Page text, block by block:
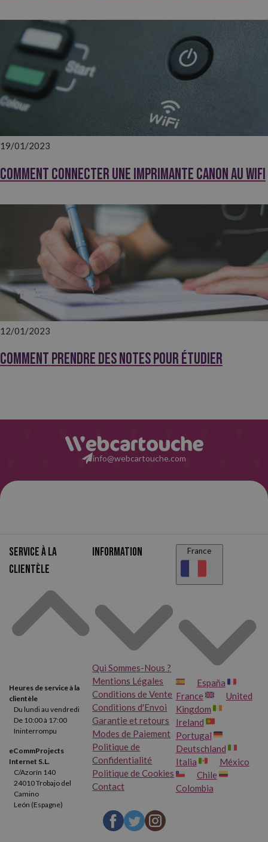
19/01/2023
Comment connecter une imprimante Canon au wifi
12/01/2023
Comment prendre des notes pour étudier
info@webcartouche.com
Service à la
clientèle
Heures de service à la
clientèle
Du lundi au vendredi
De 10:00 à 17:00
Ininterrompu
eCommProjects
Internet S.L.
C/Azorín 140
24010 Trobajo del
Camino
León (Espagne)
Information
Qui Sommes-Nous ?
Mentions Légales
Conditions de Vente
Conditions d'Envoi
Garantie et retours
Modes de Paiement
Politique de
Confidentialité
Politique de Cookies
Contact
France
España
France
United
Kingdom
Ireland
Portugal
Deutschland
Italia
México
Chile
Colombia